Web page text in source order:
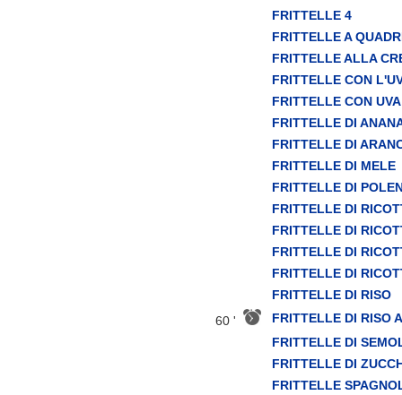
FRITTELLE 4
FRITTELLE A
FRITTELLE ALLA
FRITTELLE CON
FRITTELLE CON
FRITTELLE DI
FRITTELLE DI
FRITTELLE DI MELE
FRITTELLE DI
FRITTELLE DI
FRITTELLE DI
FRITTELLE DI
FRITTELLE DI
FRITTELLE DI RISO
60 '
FRITTELLE DI RISO
FRITTELLE DI
FRITTELLE DI
FRITTELLE